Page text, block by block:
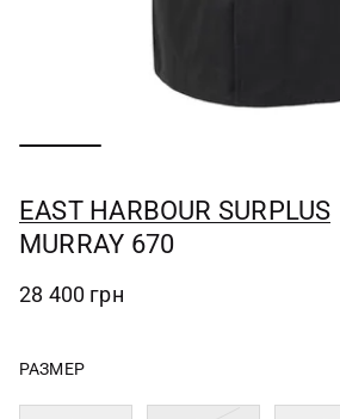
EAST HARBOUR SURPLUS
MURRAY 670
28 400 грн
РАЗМЕР